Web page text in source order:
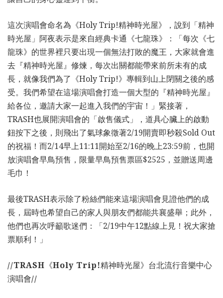
這次演唱會命名為《Holy Trip!精神時光屋》，說到「精神
時光屋」阿夜表示是來自經典卡通《七龍珠》：「每次《七
龍珠》的世界裡只要出現一個無法打敗的魔王，大家就會進
去『精神時光屋』修煉，每次出關都能帶來前所未有的成
長，就像我們為了《Holy Trip!》專輯到山上閉關之後的感
受。我們希望在這場演唱會打造一個大型的『精神時光屋』
給各位，邀請大家一起進入我們的宇宙！」緊接著，
TRASH也展開演唱會的「啟售儀式」，道具心臟上的啟動
鈕按下之後，則飛出了氣球象徵著2/19開賣即秒殺Sold Out
的祝福！而2/14早上11:11開始至2/16的晚上23:59前，也開
放演唱會早鳥預售，限量早鳥預售票區$2525，並贈送周邊
毛巾！
最後TRASH表示除了粉絲們能來這場演唱會見證他們的成
長，屆時也希望自己的家人與朋友們都能共襄盛舉；此外，
他們也再次呼籲歌迷們：「2/19中午12點線上見！祝大家搶
票順利！」
//TRASH 《Holy Trip!精神時光屋》台北流行音樂中心
演唱會//